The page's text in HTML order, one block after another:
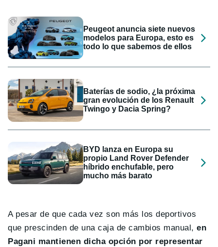
Peugeot anuncia siete nuevos
modelos para Europa, esto es
todo lo que sabemos de ellos
Baterías de sodio, ¿la próxima
gran evolución de los Renault
Twingo y Dacia Spring?
BYD lanza en Europa su
propio Land Rover Defender
híbrido enchufable, pero
mucho más barato
A pesar de que cada vez son más los deportivos
que prescinden de una caja de cambios manual, en
Pagani mantienen dicha opción por representar